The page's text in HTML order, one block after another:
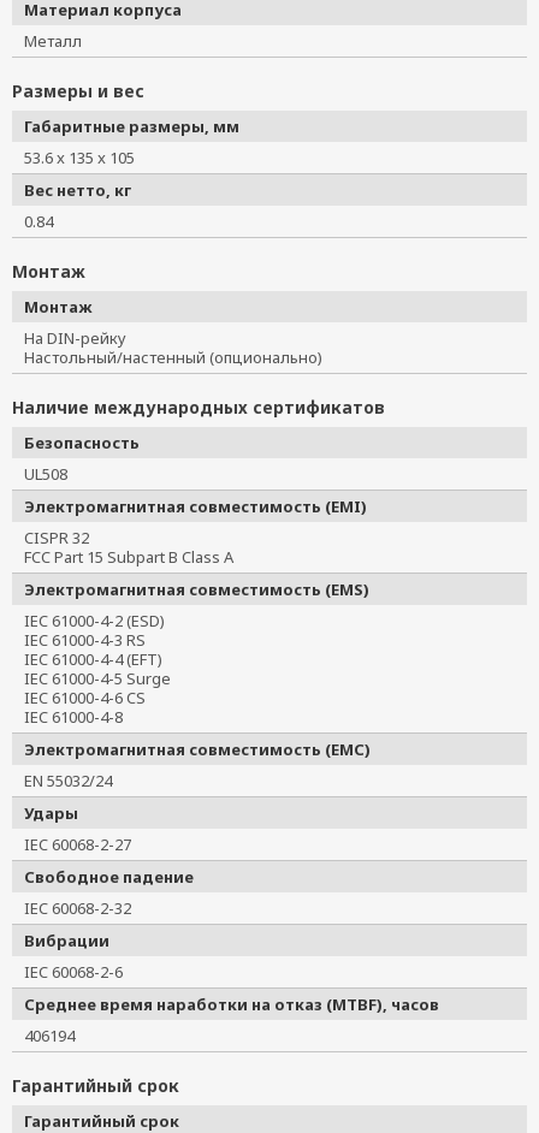
Материал корпуса
Металл
Размеры и вес
Габаритные размеры, мм
53.6 x 135 x 105
Вес нетто, кг
0.84
Монтаж
Монтаж
На DIN-рейку
Настольный/настенный (опционально)
Наличие международных сертификатов
Безопасность
UL508
Электромагнитная совместимость (EMI)
CISPR 32
FCC Part 15 Subpart B Class A
Электромагнитная совместимость (EMS)
IEC 61000-4-2 (ESD)
IEC 61000-4-3 RS
IEC 61000-4-4 (EFT)
IEC 61000-4-5 Surge
IEC 61000-4-6 CS
IEC 61000-4-8
Электромагнитная совместимость (EMC)
EN 55032/24
Удары
IEC 60068-2-27
Свободное падение
IEC 60068-2-32
Вибрации
IEC 60068-2-6
Среднее время наработки на отказ (MTBF), часов
406194
Гарантийный срок
Гарантийный срок